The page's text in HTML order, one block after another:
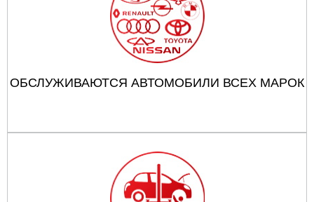
ОБСЛУЖИВАЮТСЯ АВТОМОБИЛИ ВСЕХ МАРОК